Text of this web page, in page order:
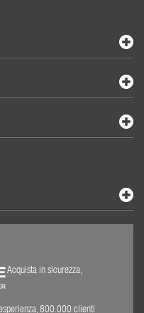
Acquista in sicurezza,
800.000 clienti